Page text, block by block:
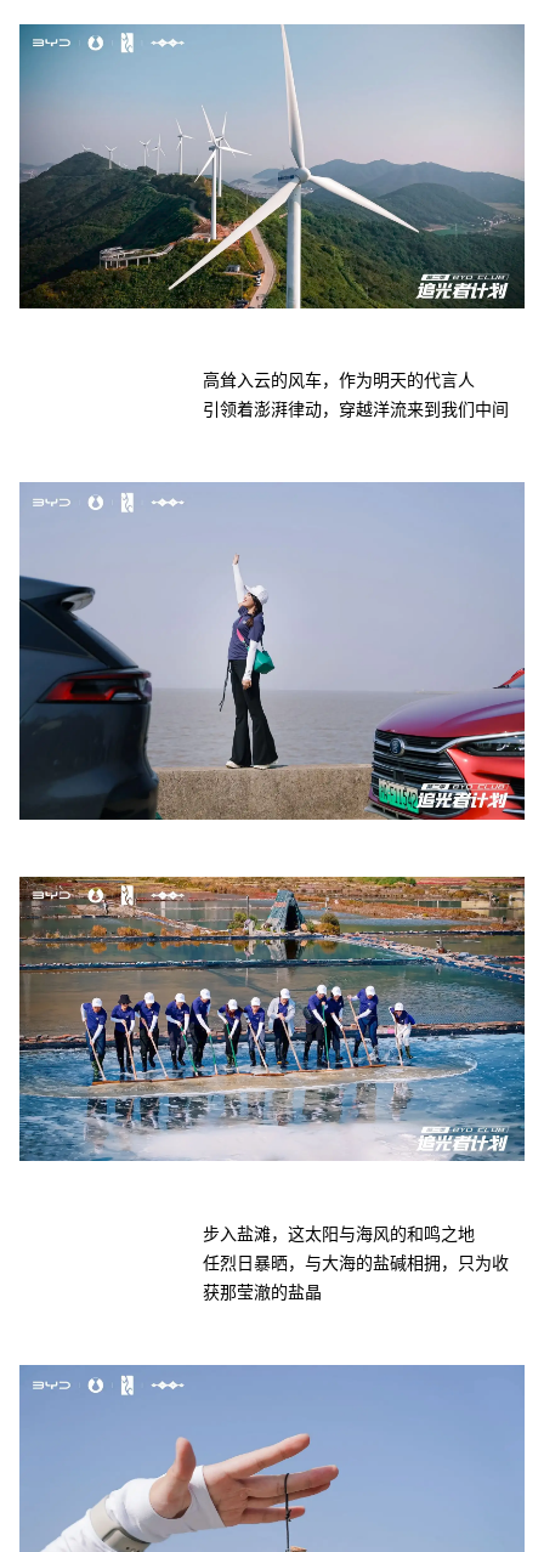
高耸入云的风车，作为明天的代言人
引领着澎湃律动，穿越洋流来到我们中间
步入盐滩，这太阳与海风的和鸣之地
任烈日暴晒，与大海的盐碱相拥，只为收
获那莹澈的盐晶